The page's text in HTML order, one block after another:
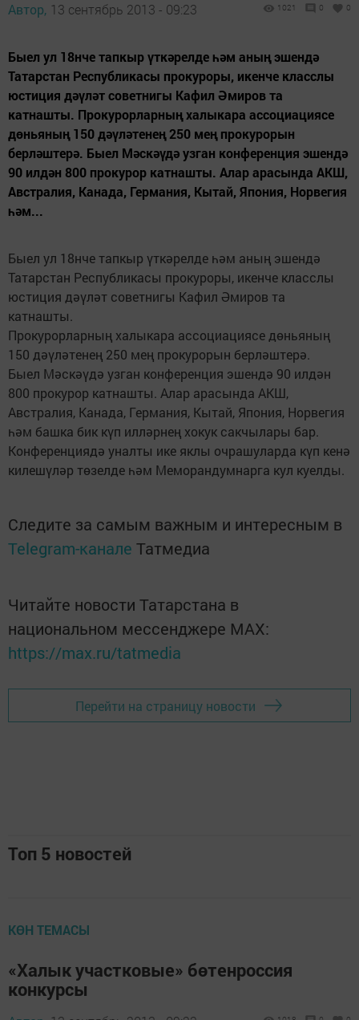
Автор, 13 сентябрь 2013 - 09:23 1021 0 0
Быел ул 18нче тапкыр үткәрелде һәм аның эшендә
Татарстан Республикасы прокуроры, икенче класслы
юстиция дәүләт советнигы Кафил Әмиров та
катнашты. Прокурорларның халыкара ассоциациясе
дөньяның 150 дәүләтенең 250 мең прокурорын
берләштерә. Быел Мәскәүдә узган конференция эшендә
90 илдән 800 прокурор катнашты. Алар арасында АКШ,
Австралия, Канада, Германия, Кытай, Япония, Норвегия
һәм...
Быел ул 18нче тапкыр үткәрелде һәм аның эшендә
Татарстан Республикасы прокуроры, икенче класслы
юстиция дәүләт советнигы Кафил Әмиров та
катнашты.
Прокурорларның халыкара ассоциациясе дөньяның
150 дәүләтенең 250 мең прокурорын берләштерә.
Быел Мәскәүдә узган конференция эшендә 90 илдән
800 прокурор катнашты. Алар арасында АКШ,
Австралия, Канада, Германия, Кытай, Япония, Норвегия
һәм башка бик күп илләрнең хокук сакчылары бар.
Конференциядә уналты ике яклы очрашуларда күп кенә
килешүләр төзелде һәм Меморандумнарга кул куелды.
Следите за самым важным и интересным в
Telegram-канале Татмедиа
Читайте новости Татарстана в
национальном мессенджере MАХ:
https://max.ru/tatmedia
Перейти на страницу новости
Топ 5 новостей
КӨН ТЕМАСЫ
«Халык участковые» бөтенроссия
конкурсы